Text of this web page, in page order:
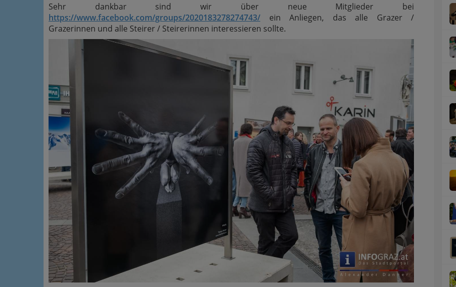
Sehr dankbar sind wir über neue Mitglieder bei
https://www.facebook.com/groups/2020183278274743/ ein Anliegen, das alle Grazer /
Grazerinnen und alle Steirer / Steirerinnen interessieren sollte.